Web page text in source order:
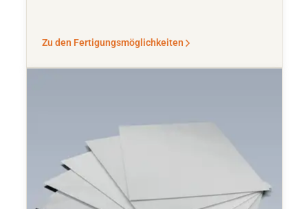
Zu den Fertigungsmöglichkeiten